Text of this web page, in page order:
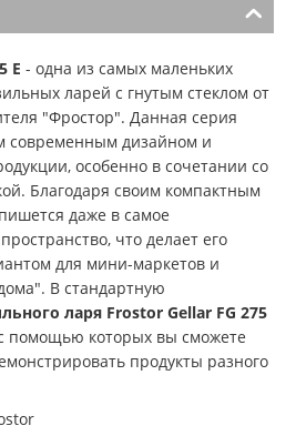
E - одна из самых маленьких
ларей с гнутым стеклом от
"Фростор". Данная серия
современным дизайном и
особенно в сочетании со
Благодаря своим компактным
даже в самое
что делает его
для мини-маркетов и
В стандартную
ларя Frostor Gellar FG 275
помощью которых вы сможете
продукты разного